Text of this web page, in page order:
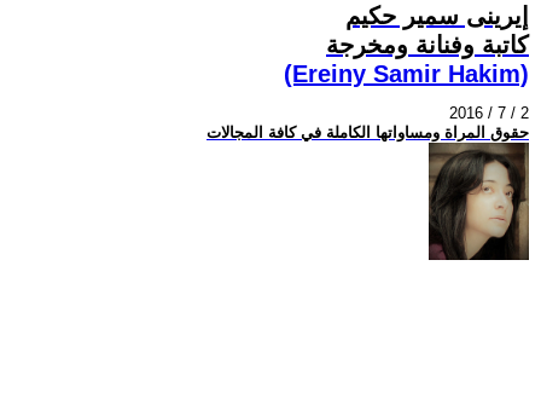
إيرينى سمير حكيم
كاتبة وفنانة ومخرجة
(Ereiny Samir Hakim)
2016 / 7 / 2
حقوق المراة ومساواتها الكاملة في كافة المجالات